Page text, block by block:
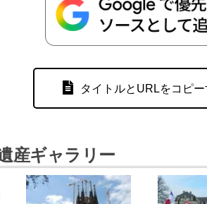
タイトルとURLをコピー
産ギャラリー